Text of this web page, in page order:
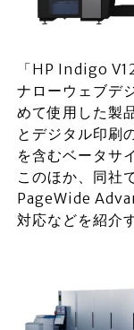
「HP Indigo
ナローウェブデ
めて使用した製
とデジタル印
を含むベータサ
このほか、同社
PageWide
対応などを紹介